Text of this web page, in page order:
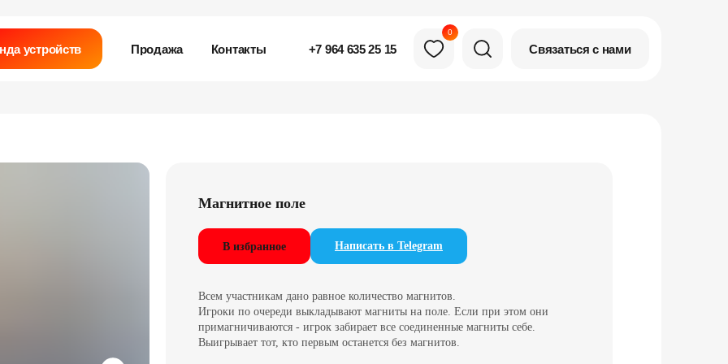
Контакты
Продажа Связаться с нами
устройств
0
+7 964 635 25 15
Магнитное поле
В избранное Написать в Telegram
Всем участникам дано равное количество магнитов.
Игроки по очереди выкладывают магниты на поле. Если при этом они
примагничиваются - игрок забирает все соединенные магниты себе.
Выигрывает тот, кто первым останется без магнитов.